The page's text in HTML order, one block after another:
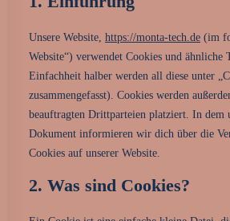
0160 90540108
Unsere Website, https://monta-tech.de (im
Website“) verwendet Cookies und ähnliche
Einfachheit halber werden all diese unter
zusammengefasst). Cookies werden
beauftragten Drittparteien platziert. In dem
Dokument informieren wir dich über die
Cookies auf unserer Website.
2. Was sind Cookies?